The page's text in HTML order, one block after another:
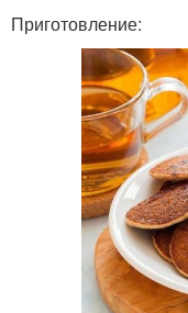
Приготовление: